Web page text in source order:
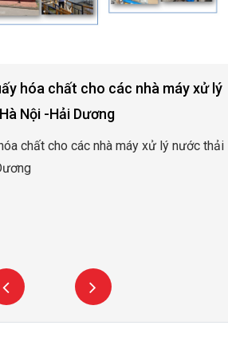
hóa chất cho các nhà máy xử lý
Nội -Hải Dương
chất cho các nhà máy xử lý nước thải